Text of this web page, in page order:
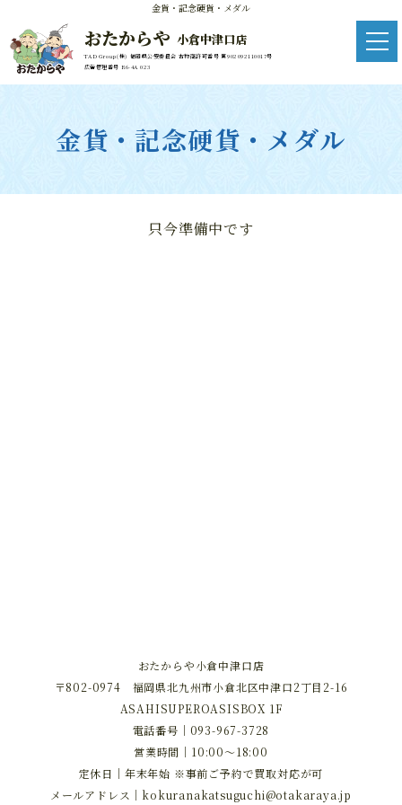
金貨・記念硬貨・メダル
おたからや 小倉中津口店
TAD Group(株) 福岡県公安委員会 古物商許可番号 第902092110017号
広告管理番号 R6-4A 023
金貨・記念硬貨・メダル
只今準備中です
おたからや小倉中津口店
〒802-0974 福岡県北九州市小倉北区中津口2丁目2-16
ASAHISUPEROASISBOX 1F
電話番号｜ 093-967-3728
営業時間｜10:00～18:00
定休日｜年末年始 ※事前ご予約で買取対応が可
メールアドレス｜ kokuranakatsuguchi@otakaraya.jp